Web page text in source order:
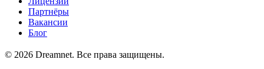
Партнёры
Вакансии
Блог
© 2026 Dreamnet. Все права защищены.